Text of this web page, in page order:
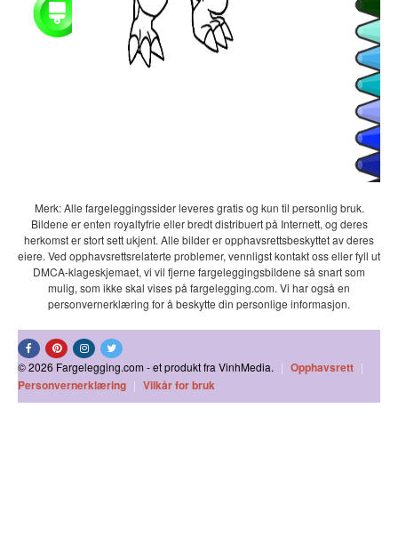
Merk: Alle fargeleggingssider leveres gratis og kun til personlig bruk.
Bildene er enten royaltyfrie eller bredt distribuert på Internett, og deres
herkomst er stort sett ukjent. Alle bilder er opphavsrettsbeskyttet av deres
eiere. Ved opphavsrettsrelaterte problemer, vennligst kontakt oss eller fyll ut
DMCA-klageskjemaet, vi vil fjerne fargeleggingsbildene så snart som
mulig, som ikke skal vises på fargelegging.com. Vi har også en
personvernerklæring for å beskytte din personlige informasjon.
© 2026 Fargelegging.com - et produkt fra VinhMedia. | Opphavsrett |
Personvernerklæring | Vilkår for bruk